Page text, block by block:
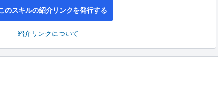
のスキルの紹介リンクを発行する
紹介リンクについて